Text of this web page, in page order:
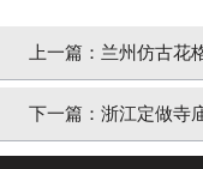
上一篇： 兰州仿古花
制「冠墅阳
下一篇： 浙江定做寺